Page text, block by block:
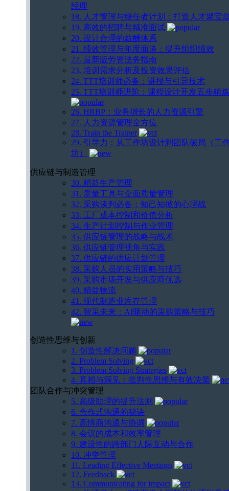
经理
18. 人才管理与继任者计划：打造人才聚宝
19. 高效的招聘与精准面试
20. 设计合理的薪酬体系
21. 绩效管理与年度面谈：提升组织绩效
22. 最新版劳资法务指南
23. 培训需求分析及投资效果评估
24. TTT培训师必备：讲授与引导技术
25. TTT培训师进阶：课程设计开发五步精炼
26. HRBP：业务增长的人力资源引擎
27. 人力资源管理全方位
28. Train the Trainer
29. 引导力：从工作坊设计到团队破局（工
坊）
供应链与制造管理
30. 精益生产管理
31. 质量工具与全面质量管理
32. 采购谈判必备：知己知彼的心理战
33. 工厂成本控制和价值分析
34. 生产计划控制与作业管理
35. 供应链管理的战略与战术
36. 供应链管理视角与实践
37. 供应链的供应计划管理
38. 采购人员的实用策略与技巧
39. 采购市场开发与供应商优选
40. 精益物流
41. 现代制造业库存管理
42. 智采未来：AI驱动的采购策略与技巧
创造性思维与创新
1. 创造性解决问题
2. Problem Solving
3. Problem Solving Strategies
4. 真相与洞见：批判性思维与有效决策
团队合作与冲突管理
5. 高级助理的提升法则
6. 合作式沟通的秘诀
7. 高情商沟通与协调
8. 会议的成本和效率管理
9. 建设性的跨部门人际互动与合作
10. 冲突管理
11. Leading Effective Meetings
12. Feedback
13. Communicating for Impact